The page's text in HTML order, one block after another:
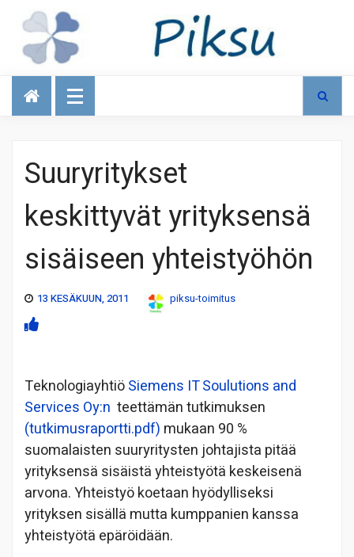
Talous
Suuryritykset
keskittyvät yrityksensä
sisäiseen yhteistyöhön
13 KESÄKUUN, 2011 piksu-toimitus
TeknologiayhtiöSiemens IT Soulutions and
Services Oy:n teettämän tutkimuksen
(tutkimusraportti.pdf) mukaan 90 %
suomalaisten suuryritysten johtajista pitää
yrityksensä sisäistä yhteistyötä keskeisenä
arvona. Yhteistyö koetaan hyödylliseksi
yrityksen sisällä mutta kumppanien kanssa
yhteistyötä epäröidään.